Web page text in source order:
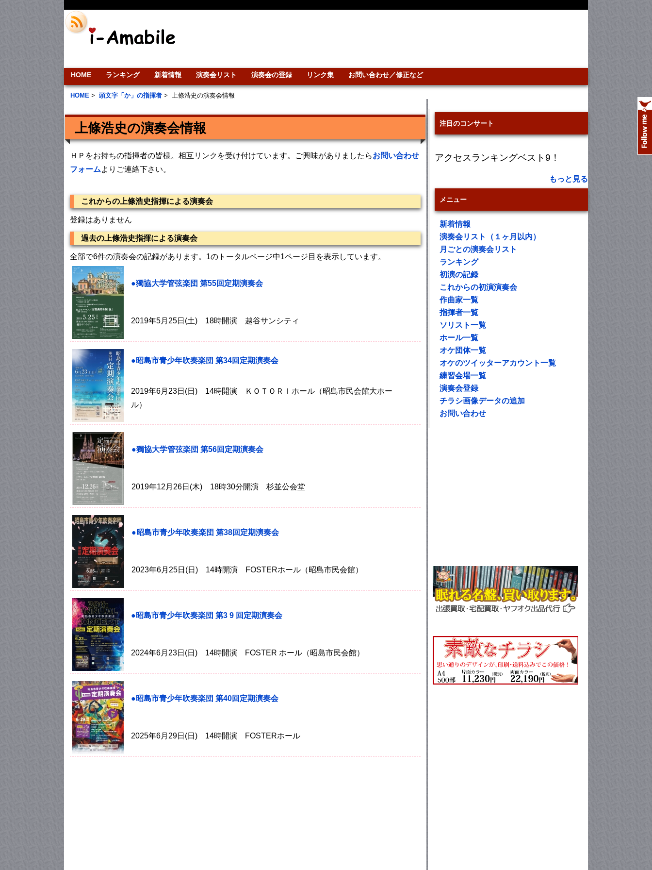
HOME ランキング 新着情報 演奏会リスト 演奏会の登録 リンク集 お問い合わせ／修正など
HOME > 頭文字「か」の指揮者 > 上條浩史の演奏会情報
上條浩史の演奏会情報
ＨＰをお持ちの指揮者の皆様。相互リンクを受け付けています。ご興味がありましたらお問い合わせ
フォームよりご連絡下さい。
これからの上條浩史指揮による演奏会
登録はありません
過去の上條浩史指揮による演奏会
全部で6件の演奏会の記録があります。1のトータルページ中1ページ目を表示しています。
●獨協大学管弦楽団 第55回定期演奏会
2019年5月25日(土) 18時開演 越谷サンシティ
●昭島市青少年吹奏楽団 第34回定期演奏会
2019年6月23日(日) 14時開演 ＫＯＴＯＲＩホール（昭島市民会館大ホー
ル）
●獨協大学管弦楽団 第56回定期演奏会
2019年12月26日(木) 18時30分開演 杉並公会堂
●昭島市青少年吹奏楽団 第38回定期演奏会
2023年6月25日(日) 14時開演 FOSTERホール（昭島市民会館）
●昭島市青少年吹奏楽団 第3 9 回定期演奏会
2024年6月23日(日) 14時開演 FOSTER ホール（昭島市民会館）
●昭島市青少年吹奏楽団 第40回定期演奏会
2025年6月29日(日) 14時開演 FOSTERホール
注目のコンサート
アクセスランキングベスト9！
もっと見る
メニュー
新着情報
演奏会リスト（１ヶ月以内）
月ごとの演奏会リスト
ランキング
初演の記録
これからの初演演奏会
作曲家一覧
指揮者一覧
ソリスト一覧
ホール一覧
オケ団体一覧
オケのツイッターアカウント一覧
練習会場一覧
演奏会登録
チラシ画像データの追加
お問い合わせ